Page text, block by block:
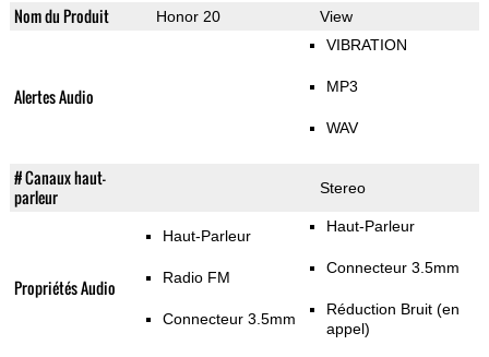
Nom du Produit Honor 20 View
Alertes Audio
VIBRATION
MP3
WAV
# Canaux haut-
parleur
Stereo
Propriétés Audio
Haut-Parleur
Radio FM
Connecteur 3.5mm
Haut-Parleur
Connecteur 3.5mm
Réduction Bruit (en
appel)